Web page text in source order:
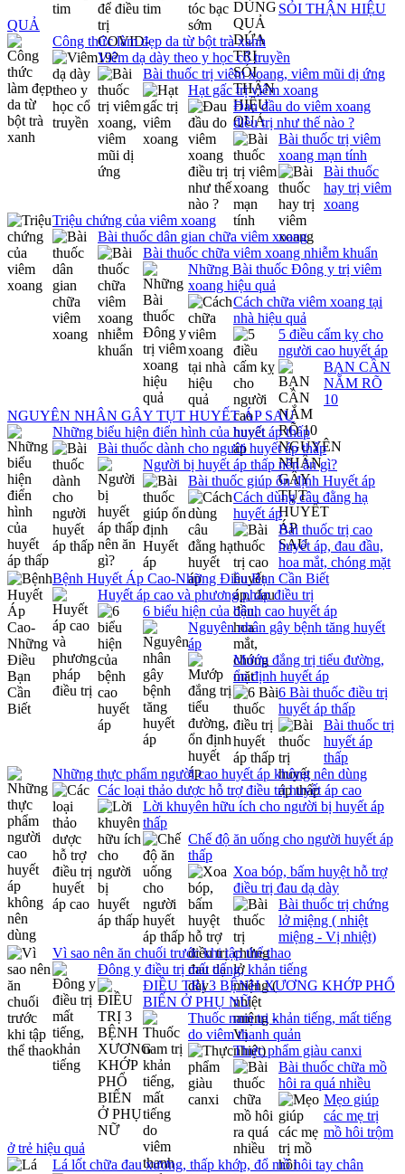
SỎI THẬN HIỆU
QUẢ
Công thức làm đẹp da từ bột trà xanh
Viêm dạ dày theo y học cổ truyền
Bài thuốc trị viêm xoang, viêm mũi dị ứng
Hạt gấc trị viêm xoang
Đau đầu do viêm xoang
điều trị như thế nào ?
Bài thuốc trị viêm
xoang mạn tính
Bài thuốc
hay trị viêm
xoang
Triệu chứng của viêm xoang
Bài thuốc dân gian chữa viêm xoang
Bài thuốc chữa viêm xoang nhiễm khuẩn
Những Bài thuốc Đông y trị viêm
xoang hiệu quả
Cách chữa viêm xoang tại
nhà hiệu quả
5 điều cấm kỵ cho
người cao huyết áp
BẠN CẦN
NẮM RÕ
10
NGUYÊN NHÂN GÂY TỤT HUYẾT ÁP SAU
Những biểu hiện điển hình của huyết áp thấp
Bài thuốc dành cho người huyết áp thấp
Người bị huyết áp thấp nên ăn gì?
Bài thuốc giúp ổn định Huyết áp
Cách dùng câu đằng hạ
huyết áp
Bài thuốc trị cao
huyết áp, đau đầu,
hoa mắt, chóng mặt
Bệnh Huyết Áp Cao-Những Điều Bạn Cần Biết
Huyết áp cao và phương pháp điều trị
6 biểu hiện của bệnh cao huyết áp
Nguyên nhân gây bệnh tăng huyết
áp
Mướp đắng trị tiểu đường,
ổn định huyết áp
6 Bài thuốc điều trị
huyết áp thấp
Bài thuốc trị
huyết áp
thấp
Những thực phẩm người cao huyết áp không nên dùng
Các loại thảo dược hỗ trợ điều trị huyết áp cao
Lời khuyên hữu ích cho người bị huyết áp
thấp
Chế độ ăn uống cho người huyết áp
thấp
Xoa bóp, bấm huyệt hỗ trợ
điều trị đau dạ dày
Bài thuốc trị chứng
lở miệng ( nhiệt
miệng - Vị nhiệt)
Vì sao nên ăn chuối trước khi tập thể thao
Đông y điều trị mất tiếng, khản tiếng
ĐIỀU TRỊ 3 BỆNH XƯƠNG KHỚP PHỔ
BIẾN Ở PHỤ NỮ
Thuốc nam trị khản tiếng, mất tiếng
do viêm thanh quản
Thực phẩm giàu canxi
Bài thuốc chữa mồ
hôi ra quá nhiều
Mẹo giúp
các mẹ trị
mồ hôi trộm
ở trẻ hiệu quả
Lá lốt chữa đau xương, thấp khớp, đổ mồ hôi tay chân